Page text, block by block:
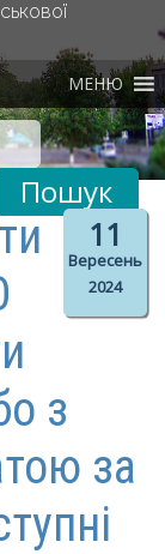
МЕНЮ
11
Вересень
2024
з
за